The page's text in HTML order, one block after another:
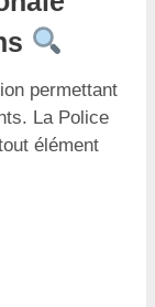
permettant
La Police
élément